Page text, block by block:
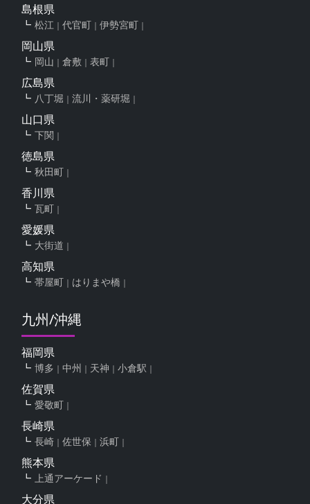
島根県
松江 代官町 伊勢宮町
岡山県
岡山 倉敷 表町
広島県
八丁堀 流川・薬研堀
山口県
下関
徳島県
秋田町
香川県
瓦町
愛媛県
大街道
高知県
帯屋町 はりまや橋
九州/沖縄
福岡県
博多 中州 天神 小倉駅
佐賀県
愛敬町
長崎県
長崎 佐世保 浜町
熊本県
上通アーケード
大分県